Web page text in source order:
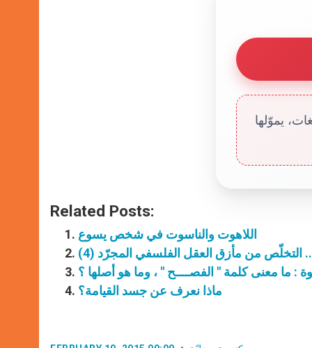
يموّلها
Related Posts:
اللاهوت والناسوت في شخص يسوع
التخلّص من مأزق العقل الفلسفي المجرّد (4)
ماذا نعرف عن جسد القيامة؟